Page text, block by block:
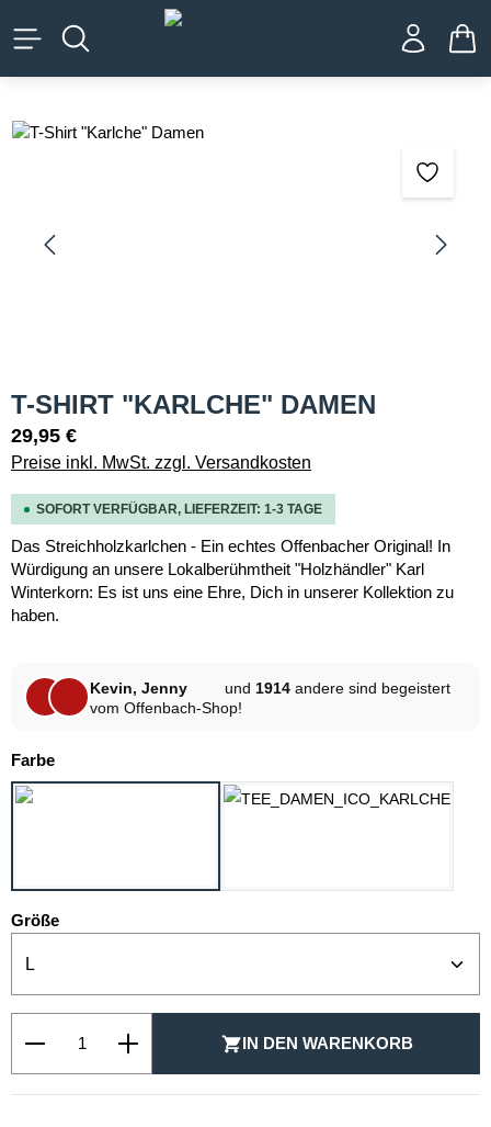
springen
Bildergalerie überspringen
T-SHIRT "KARLCHE" DAMEN
29,95 €
Preise inkl. MwSt. zzgl. Versandkosten
SOFORT VERFÜGBAR, LIEFERZEIT: 1-3 TAGE
Das Streichholzkarlchen - Ein echtes Offenbacher Original! In
Würdigung an unsere Lokalberühmtheit "Holzhändler" Karl
Winterkorn: Es ist uns eine Ehre, Dich in unserer Kollektion zu
haben.
Kevin, Jenny und 1914 andere sind begeistert
vom Offenbach-Shop!
Farbeauswählen
Größeauswählen
IN DEN WARENKORB